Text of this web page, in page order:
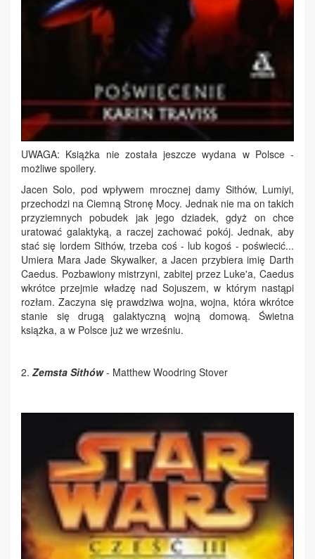
UWAGA: Książka nie została jeszcze wydana w Polsce -
możliwe spoilery.
Jacen Solo, pod wpływem mrocznej damy Sithów, Lumiyi,
przechodzi na Ciemną Stronę Mocy. Jednak nie ma on takich
przyziemnych pobudek jak jego dziadek, gdyż on chce
uratować galaktyką, a raczej zachować pokój. Jednak, aby
stać się lordem Sithów, trzeba coś - lub kogoś - poświecić...
Umiera Mara Jade Skywalker, a Jacen przybiera imię Darth
Caedus. Pozbawiony mistrzyni, zabitej przez Luke'a, Caedus
wkrótce przejmie władzę nad Sojuszem, w którym nastąpi
rozłam. Zaczyna się prawdziwa wojna, wojna, która wkrótce
stanie się drugą galaktyczną wojną domową. Świetna
książka, a w Polsce już we wrześniu.
2. Zemsta Sithów- Matthew Woodring Stover